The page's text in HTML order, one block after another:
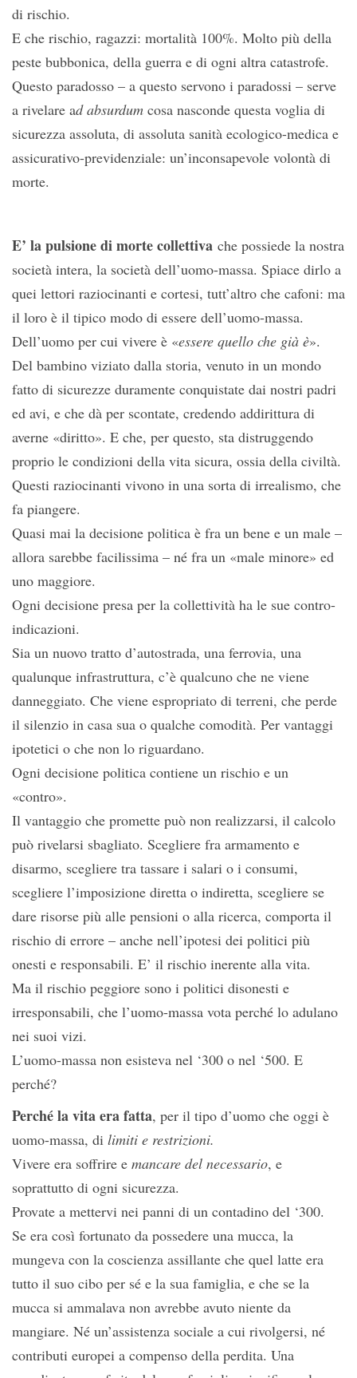
di rischio.
E che rischio, ragazzi: mortalità 100%. Molto più della
peste bubbonica, della guerra e di ogni altra catastrofe.
Questo paradosso – a questo servono i paradossi – serve
a rivelare ad absurdum cosa nasconde questa voglia di
sicurezza assoluta, di assoluta sanità ecologico-medica e
assicurativo-previdenziale: un’inconsapevole volontà di
morte.
E’ la pulsione di morte collettiva che possiede la nostra
società intera, la società dell’uomo-massa. Spiace dirlo a
quei lettori raziocinanti e cortesi, tutt’altro che cafoni: ma
il loro è il tipico modo di essere dell’uomo-massa.
Dell’uomo per cui vivere è «essere quello che già è».
Del bambino viziato dalla storia, venuto in un mondo
fatto di sicurezze duramente conquistate dai nostri padri
ed avi, e che dà per scontate, credendo addirittura di
averne «diritto». E che, per questo, sta distruggendo
proprio le condizioni della vita sicura, ossia della civiltà.
Questi raziocinanti vivono in una sorta di irrealismo, che
fa piangere.
Quasi mai la decisione politica è fra un bene e un male –
allora sarebbe facilissima – né fra un «male minore» ed
uno maggiore.
Ogni decisione presa per la collettività ha le sue contro-
indicazioni.
Sia un nuovo tratto d’autostrada, una ferrovia, una
qualunque infrastruttura, c’è qualcuno che ne viene
danneggiato. Che viene espropriato di terreni, che perde
il silenzio in casa sua o qualche comodità. Per vantaggi
ipotetici o che non lo riguardano.
Ogni decisione politica contiene un rischio e un
«contro».
Il vantaggio che promette può non realizzarsi, il calcolo
può rivelarsi sbagliato. Scegliere fra armamento e
disarmo, scegliere tra tassare i salari o i consumi,
scegliere l’imposizione diretta o indiretta, scegliere se
dare risorse più alle pensioni o alla ricerca, comporta il
rischio di errore – anche nell’ipotesi dei politici più
onesti e responsabili. E’ il rischio inerente alla vita.
Ma il rischio peggiore sono i politici disonesti e
irresponsabili, che l’uomo-massa vota perché lo adulano
nei suoi vizi.
L’uomo-massa non esisteva nel ‘300 o nel ‘500. E
perché?
Perché la vita era fatta, per il tipo d’uomo che oggi è
uomo-massa, di limiti e restrizioni.
Vivere era soffrire e mancare del necessario, e
soprattutto di ogni sicurezza.
Provate a mettervi nei panni di un contadino del ‘300.
Se era così fortunato da possedere una mucca, la
mungeva con la coscienza assillante che quel latte era
tutto il suo cibo per sé e la sua famiglia, e che se la
mucca si ammalava non avrebbe avuto niente da
mangiare. Né un’assistenza sociale a cui rivolgersi, né
contributi europei a compenso della perdita. Una